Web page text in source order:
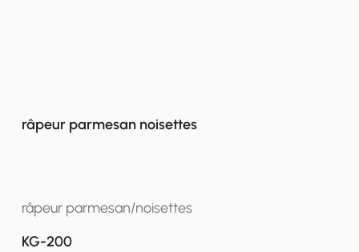
râpeur parmesan noisettes
râpeur parmesan/noisettes
KG-200